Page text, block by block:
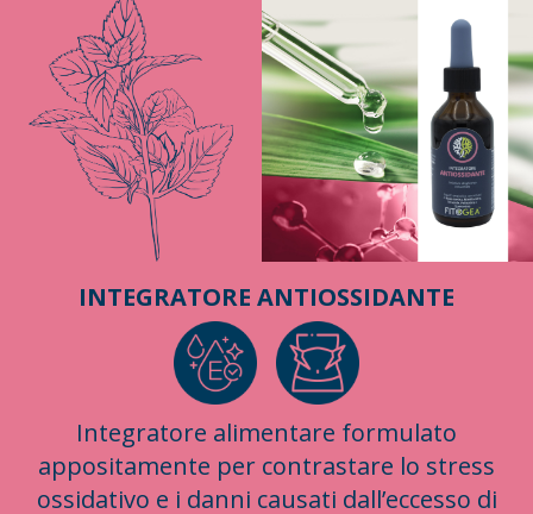
INTEGRATORE ANTIOSSIDANTE
Integratore alimentare formulato
appositamente per contrastare lo stress
ossidativo e i danni causati dall’eccesso di